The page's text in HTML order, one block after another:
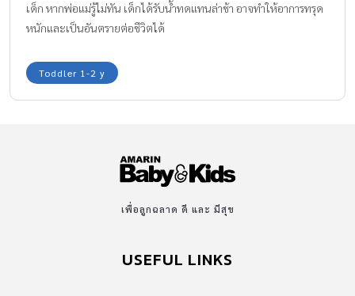
เด็ก หากพ่อแม่รู้ไม่ทัน เด็กได้รับน้ำทดแทนล่าช้า อาจทำให้อาการทรุด
หนักและเป็นอันตรายต่อชีวิตได้
Toddler 1-2 y
เพื่อลูกฉลาด ดี และ มีสุข
USEFUL LINKS